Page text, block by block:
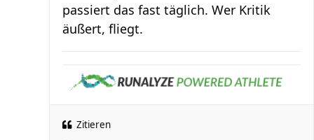
passiert das fast täglich. Wer Kritik
äußert, fliegt.
Zitieren